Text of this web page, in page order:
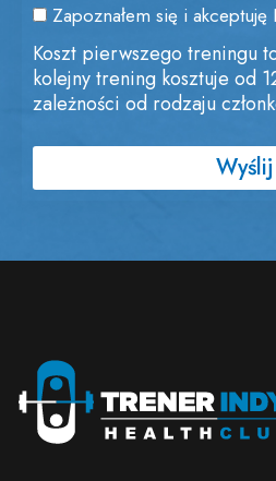
Zapoznałem się i
Koszt pierwszego treningu
kolejny trening kosztuje od
zależności od rodzaju
Wyślij